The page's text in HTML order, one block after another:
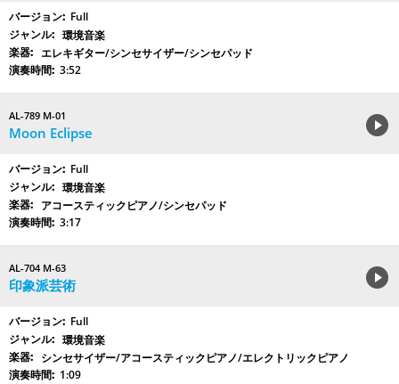
Full
環境音楽
エレキギター/シンセサイザー/シンセパッド
3:52
AL-789 M-01
Moon Eclipse
Full
環境音楽
アコースティックピアノ/シンセパッド
3:17
AL-704 M-63
印象派芸術
Full
環境音楽
シンセサイザー/アコースティックピアノ/エレクトリックピアノ
1:09